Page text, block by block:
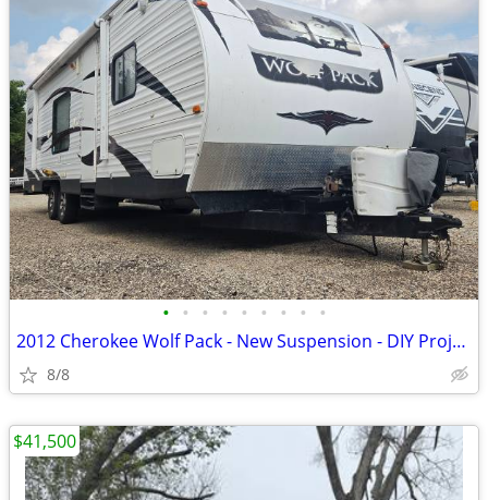
• • • • • • • • •
2012 Cherokee Wolf Pack - New Suspension - DIY Project Special
8/8
$41,500